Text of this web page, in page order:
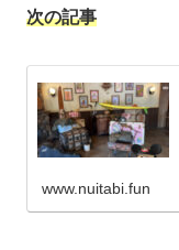
次の記事
www.nuitabi.fun